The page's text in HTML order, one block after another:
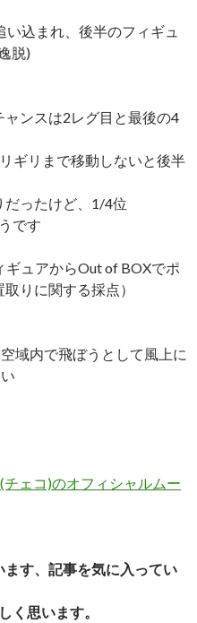
込まれ、後半のフィギュ
脱)
ンスは2レグ目と最後の4
ギリまで移動しないと後半
だったけど、1/4位
です
ュアからOut of BOXでポ
りに関する採点）
域内で飛ぼうとして風上に
ェコ)のオフィシャルムー
す、記事を気に入ってい
く思います。